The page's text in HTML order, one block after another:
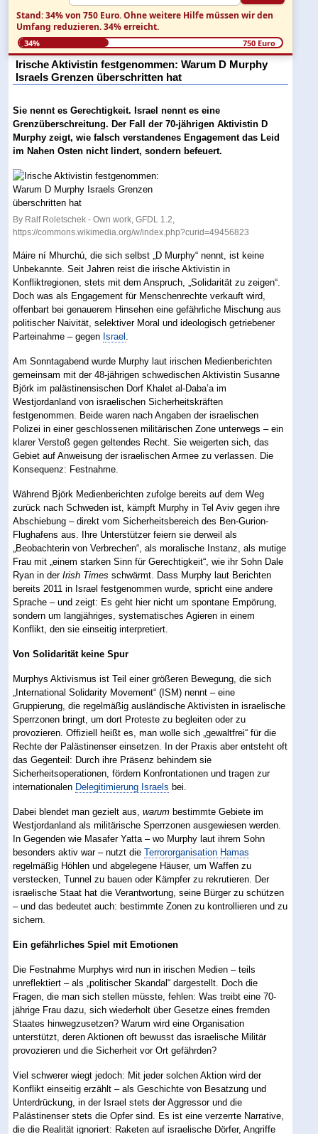
Stand: 34% von 750 Euro.Ohne weitere Hilfe müssen wir den
Umfang reduzieren.34% erreicht.
34% 750 Euro
Irische Aktivistin festgenommen: Warum D Murphy
Israels Grenzen überschritten hat
Sie nennt es Gerechtigkeit. Israel nennt es eine
Grenzüberschreitung. Der Fall der 70-jährigen Aktivistin D
Murphy zeigt, wie falsch verstandenes Engagement das Leid
im Nahen Osten nicht lindert, sondern befeuert.
By Ralf Roletschek - Own work, GFDL 1.2,
https://commons.wikimedia.org/w/index.php?curid=49456823
Máire ní Mhurchú, die sich selbst „D Murphy“ nennt, ist keine
Unbekannte. Seit Jahren reist die irische Aktivistin in
Konfliktregionen, stets mit dem Anspruch, „Solidarität zu zeigen“.
Doch was als Engagement für Menschenrechte verkauft wird,
offenbart bei genauerem Hinsehen eine gefährliche Mischung aus
politischer Naivität, selektiver Moral und ideologisch getriebener
Parteinahme – gegen Israel .
Am Sonntagabend wurde Murphy laut irischen Medienberichten
gemeinsam mit der 48-jährigen schwedischen Aktivistin Susanne
Björk im palästinensischen Dorf Khalet al-Daba’a im
Westjordanland von israelischen Sicherheitskräften
festgenommen. Beide waren nach Angaben der israelischen
Polizei in einer geschlossenen militärischen Zone unterwegs – ein
klarer Verstoß gegen geltendes Recht. Sie weigerten sich, das
Gebiet auf Anweisung der israelischen Armee zu verlassen. Die
Konsequenz: Festnahme.
Während Björk Medienberichten zufolge bereits auf dem Weg
zurück nach Schweden ist, kämpft Murphy in Tel Aviv gegen ihre
Abschiebung – direkt vom Sicherheitsbereich des Ben-Gurion-
Flughafens aus. Ihre Unterstützer feiern sie derweil als
„Beobachterin von Verbrechen“, als moralische Instanz, als mutige
Frau mit „einem starken Sinn für Gerechtigkeit“, wie ihr Sohn Dale
Ryan in derIrish Times schwärmt. Dass Murphy laut Berichten
bereits 2011 in Israel festgenommen wurde, spricht eine andere
Sprache – und zeigt: Es geht hier nicht um spontane Empörung,
sondern um langjähriges, systematisches Agieren in einem
Konflikt, den sie einseitig interpretiert.
Von Solidarität keine Spur
Murphys Aktivismus ist Teil einer größeren Bewegung, die sich
„International Solidarity Movement“ (ISM) nennt – eine
Gruppierung, die regelmäßig ausländische Aktivisten in israelische
Sperrzonen bringt, um dort Proteste zu begleiten oder zu
provozieren. Offiziell heißt es, man wolle sich „gewaltfrei“ für die
Rechte der Palästinenser einsetzen. In der Praxis aber entsteht oft
das Gegenteil: Durch ihre Präsenz behindern sie
Sicherheitsoperationen, fördern Konfrontationen und tragen zur
internationalen Delegitimierung Israels bei.
Dabei blendet man gezielt aus,warum bestimmte Gebiete im
Westjordanland als militärische Sperrzonen ausgewiesen werden.
In Gegenden wie Masafer Yatta – wo Murphy laut ihrem Sohn
besonders aktiv war – nutzt dieTerrororganisation Hamas
regelmäßig Höhlen und abgelegene Häuser, um Waffen zu
verstecken, Tunnel zu bauen oder Kämpfer zu rekrutieren. Der
israelische Staat hat die Verantwortung, seine Bürger zu schützen
– und das bedeutet auch: bestimmte Zonen zu kontrollieren und zu
sichern.
Ein gefährliches Spiel mit Emotionen
Die Festnahme Murphys wird nun in irischen Medien – teils
unreflektiert – als „politischer Skandal“ dargestellt. Doch die
Fragen, die man sich stellen müsste, fehlen: Was treibt eine 70-
jährige Frau dazu, sich wiederholt über Gesetze eines fremden
Staates hinwegzusetzen? Warum wird eine Organisation
unterstützt, deren Aktionen oft bewusst das israelische Militär
provozieren und die Sicherheit vor Ort gefährden?
Viel schwerer wiegt jedoch: Mit jeder solchen Aktion wird der
Konflikt einseitig erzählt – als Geschichte von Besatzung und
Unterdrückung, in der Israel stets der Aggressor und die
Palästinenser stets die Opfer sind. Es ist eine verzerrte Narrative,
die die Realität ignoriert: Raketen auf israelische Dörfer, Angriffe